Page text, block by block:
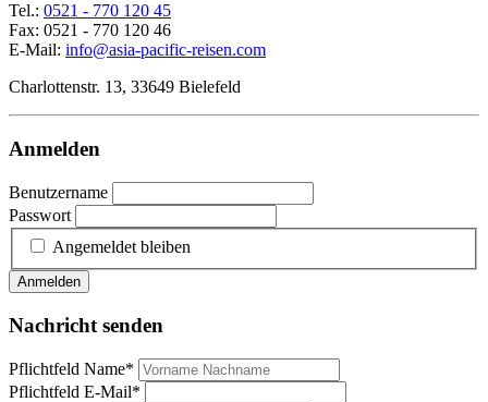
Tel.: 0521 - 770 120 45
Fax: 0521 - 770 120 46
E-Mail: info@asia-pacific-reisen.com
Charlottenstr. 13, 33649 Bielefeld
Anmelden
Benutzername
Passwort
Angemeldet bleiben
Anmelden
Nachricht senden
Pflichtfeld Name*
Pflichtfeld E-Mail*